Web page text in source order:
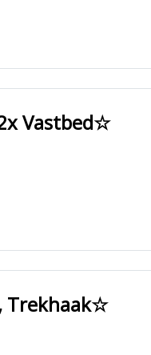
Vastbed☆
Trekhaak☆